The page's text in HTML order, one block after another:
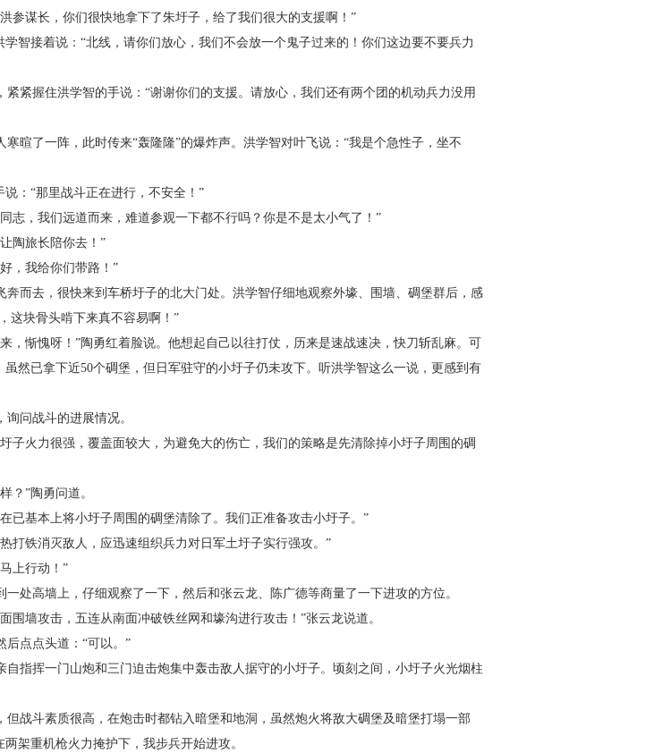
参谋长，你们很快地拿下了朱圩子，给了我们很大的支援啊！”
学智接着说：“北线，请你们放心，我们不会放一个鬼子过来的！你们这边要不要兵力
紧紧握住洪学智的手说：“谢谢你们的支援。请放心，我们还有两个团的机动兵力没用
暄了一阵，此时传来“轰隆隆”的爆炸声。洪学智对叶飞说：“我是个急性子，坐不
：“那里战斗正在进行，不安全！”
志，我们远道而来，难道参观一下都不行吗？你是不是太小气了！”
陶旅长陪你去！”
，我给你们带路！”
奔而去，很快来到车桥圩子的北大门处。洪学智仔细地观察外壕、围墙、碉堡群后，感
这块骨头啃下来真不容易啊！”
，惭愧呀！”陶勇红着脸说。他想起自己以往打仗，历来是速战速决，快刀斩乱麻。可
虽然已拿下近50个碉堡，但日军驻守的小圩子仍未攻下。听洪学智这么一说，更感到有
问战斗的进展情况。
子火力很强，覆盖面较大，为避免大的伤亡，我们的策略是先清除掉小圩子周围的碉
？”陶勇问道。
已基本上将小圩子周围的碉堡清除了。我们正准备攻击小圩子。”
打铁消灭敌人，应迅速组织兵力对日军土圩子实行强攻。”
上行动！”
处高墙上，仔细观察了一下，然后和张云龙、陈广德等商量了一下进攻的方位。
围墙攻击，五连从南面冲破铁丝网和壕沟进行攻击！”张云龙说道。
后点点头道：“可以。”
自指挥一门山炮和三门迫击炮集中轰击敌人据守的小圩子。顷刻之间，小圩子火光烟柱
但战斗素质很高，在炮击时都钻入暗堡和地洞，虽然炮火将敌大碉堡及暗堡打塌一部
架重机枪火力掩护下，我步兵开始进攻。